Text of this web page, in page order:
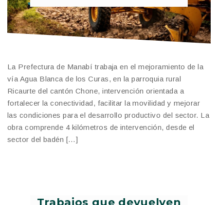
La Prefectura de Manabí trabaja en el mejoramiento de la
vía Agua Blanca de los Curas, en la parroquia rural
Ricaurte del cantón Chone, intervención orientada a
fortalecer la conectividad, facilitar la movilidad y mejorar
las condiciones para el desarrollo productivo del sector. La
obra comprende 4 kilómetros de intervención, desde el
sector del badén […]
Trabajos que devuelven